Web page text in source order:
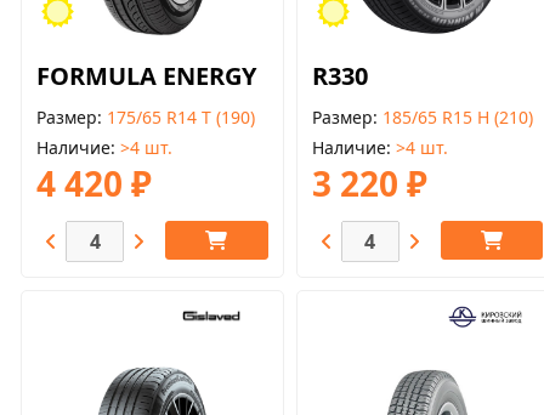
FORMULA ENERGY
Размер 175/65 R14 T (190)
Наличие >4 шт.
4 420 ₽
R330
Размер 185/65 R15 H (210)
Наличие >4 шт.
3 220 ₽